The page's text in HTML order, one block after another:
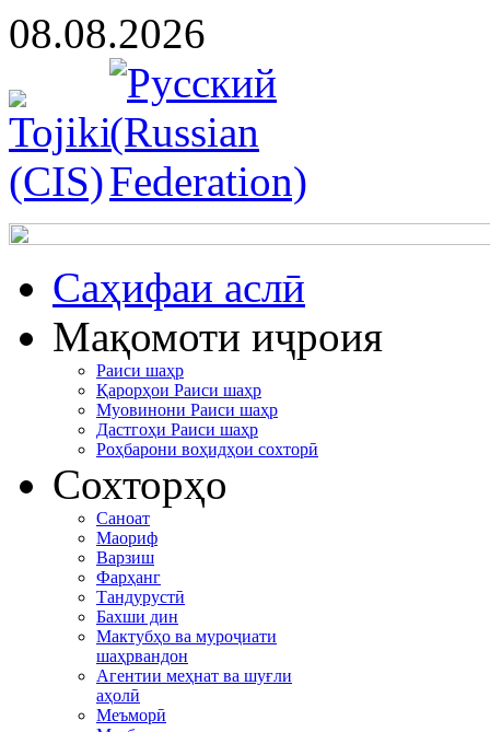
08.08.2026
Cаҳифаи аслӣ
Мақомоти иҷроия
Раиси шаҳр
Қарорҳои Раиси шаҳр
Муовинони Раиси шаҳр
Дастгоҳи Раиси шаҳр
Роҳбарони воҳидҳои сохторӣ
Сохторҳо
Саноат
Маориф
Варзиш
Фарҳанг
Тандурустӣ
Бахши дин
Мактубҳо ва муроҷиати
шаҳрвандон
Агентии меҳнат ва шуғли
аҳолӣ
Меъморӣ